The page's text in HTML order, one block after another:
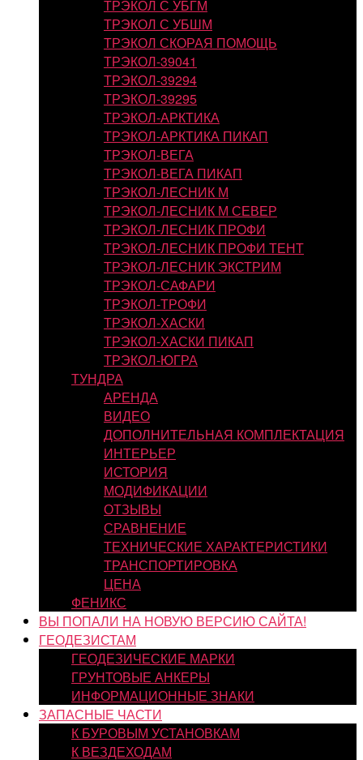
ТРЭКОЛ С УБГМ
ТРЭКОЛ С УБШМ
ТРЭКОЛ СКОРАЯ ПОМОЩЬ
ТРЭКОЛ-39041
ТРЭКОЛ-39294
ТРЭКОЛ-39295
ТРЭКОЛ-АРКТИКА
ТРЭКОЛ-АРКТИКА ПИКАП
ТРЭКОЛ-ВЕГА
ТРЭКОЛ-ВЕГА ПИКАП
ТРЭКОЛ-ЛЕСНИК М
ТРЭКОЛ-ЛЕСНИК М СЕВЕР
ТРЭКОЛ-ЛЕСНИК ПРОФИ
ТРЭКОЛ-ЛЕСНИК ПРОФИ ТЕНТ
ТРЭКОЛ-ЛЕСНИК ЭКСТРИМ
ТРЭКОЛ-САФАРИ
ТРЭКОЛ-ТРОФИ
ТРЭКОЛ-ХАСКИ
ТРЭКОЛ-ХАСКИ ПИКАП
ТРЭКОЛ-ЮГРА
ТУНДРА
АРЕНДА
ВИДЕО
ДОПОЛНИТЕЛЬНАЯ КОМПЛЕКТАЦИЯ
ИНТЕРЬЕР
ИСТОРИЯ
МОДИФИКАЦИИ
ОТЗЫВЫ
СРАВНЕНИЕ
ТЕХНИЧЕСКИЕ ХАРАКТЕРИСТИКИ
ТРАНСПОРТИРОВКА
ЦЕНА
ФЕНИКС
ВЫ ПОПАЛИ НА НОВУЮ ВЕРСИЮ САЙТА!
ГЕОДЕЗИСТАМ
ГЕОДЕЗИЧЕСКИЕ МАРКИ
ГРУНТОВЫЕ АНКЕРЫ
ИНФОРМАЦИОННЫЕ ЗНАКИ
ЗАПАСНЫЕ ЧАСТИ
К БУРОВЫМ УСТАНОВКАМ
К ВЕЗДЕХОДАМ